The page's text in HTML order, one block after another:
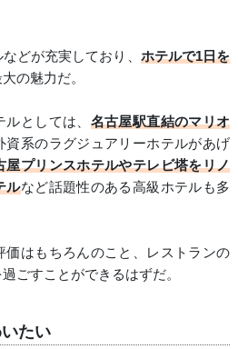
どが充実しており、 ホテルで1日を
の魅力だ。
としては、 名古屋駅直結のマリオ
資系のラグジュアリーホテルがあげ
屋プリンスホテルやテレビ塔をリノ
ルなど話題性のある高級ホテルも多
価はもちろんのこと、レストランの
ごすことができるはずだ。
たい